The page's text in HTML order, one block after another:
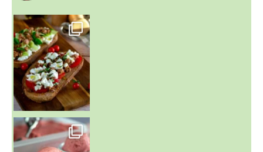
~ NICE CREAM À LA FRAISE ~
Presque un mois que